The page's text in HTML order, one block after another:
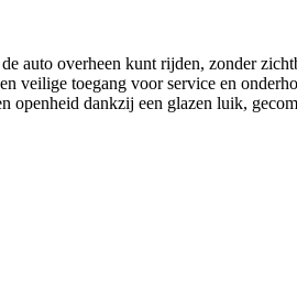
auto overheen kunt rijden, zonder
veilige toegang voor service en
openheid dankzij een glazen luik,